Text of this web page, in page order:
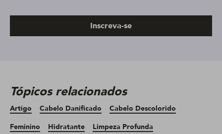
Inscreva-se
Tópicos relacionados
Artigo Cabelo Danificado
Cabelo Descolorido
Feminino
Hidratante
Limpeza Profunda